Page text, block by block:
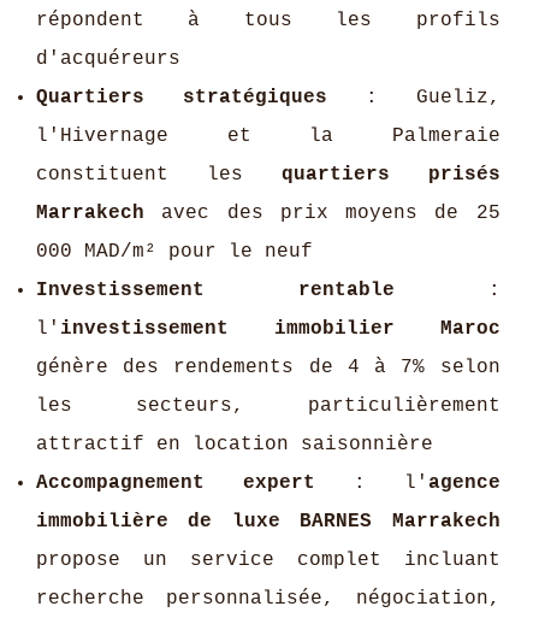
répondent à tous les profils
d'acquéreurs
Quartiers stratégiques : Gueliz,
l'Hivernage et la Palmeraie
constituent les quartiers prisés
Marrakech avec des prix moyens de 25
000 MAD/m² pour le neuf
Investissement rentable :
l' investissement immobilier Maroc
génère des rendements de 4 à 7% selon
les secteurs, particulièrement
attractif en location saisonnière
Accompagnement expert
: l' agence
immobilière de luxe BARNES Marrakech
propose un service complet incluant
recherche personnalisée, négociation,